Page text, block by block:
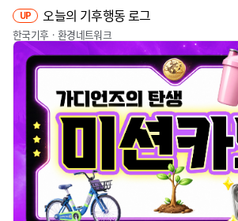
UP 오늘의 기후행동 로그
한국기후ㆍ환경네트워크